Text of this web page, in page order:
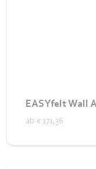
EASYfelt Wall
ab € 171,36